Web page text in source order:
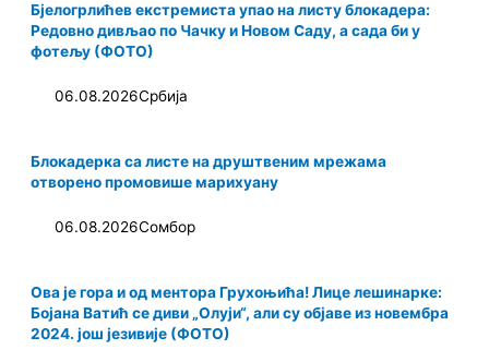
Бјелогрлићев екстремиста упао на листу блокадера:
Редовно дивљао по Чачку и Новом Саду, а сада би у
фотељу (ФОТО)
06.08.2026Србија
Блокадерка са листе на друштвеним мрежама
отворено промовише марихуану
06.08.2026Сомбор
Ова је гора и од ментора Грухоњића! Лице лешинарке:
Бојана Ватић се диви „Олуји“, али су објаве из новембра
2024. још језивије (ФОТО)